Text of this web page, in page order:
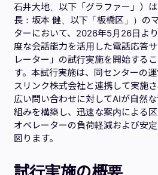
石井大地、以下「グラファー」）
長：坂本 健、以下「板橋区」）の
ターにおいて、2026年5月26日よ
度な会話能力を活用した電話応答
レーター」の試行実施を開始する
す。本試行実施は、同センターの
スリンク株式会社と連携して実施
広い問い合わせに対してAIが自然
組みを構築し、迅速な案内による区
オペレーターの負荷軽減および安
図ります。